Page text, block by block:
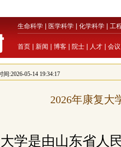
生命科学 医学科学 化学科学 工
首页 新闻 博客 院士 人才 会议
:2026-05-14 19:34:17
2026年康复大
学是由山东省人